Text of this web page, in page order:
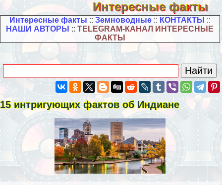
Интересные факты
Интересные факты :: Земноводные:: КОНТАКТЫ ::
НАШИ АВТОРЫ ::TELEGRAM-КАНАЛ ИНТЕРЕСНЫЕ
ФАКТЫ
15 интригующих фактов об Индиане